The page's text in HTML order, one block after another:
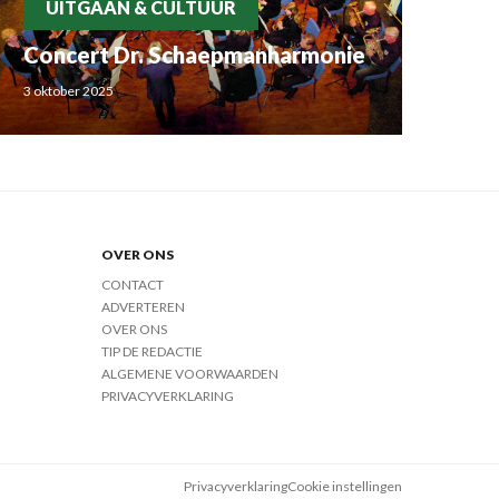
UITGAAN & CULTUUR
Concert Dr. Schaepmanharmonie
3 oktober 2025
OVER ONS
CONTACT
ADVERTEREN
OVER ONS
TIP DE REDACTIE
ALGEMENE VOORWAARDEN
PRIVACYVERKLARING
PrivacyverklaringCookie instellingen